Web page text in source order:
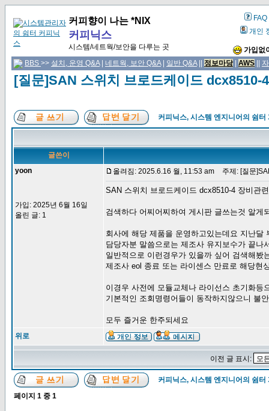
커피향이 나는 *NIX
커피닉스
시스템/네트웍/보안을 다루는 곳
FAQ
개인
가입없
BBS >> 설치, 운영 Q&A| 네트웍, 보안 Q&A| 일반 Q&A|| 정보마당| AWS
[질문]SAN 스위치 브로드케이드 dcx8510-
커피닉스, 시스템 엔지니어의 쉼터
글쓴이
yoon
가입: 2025년 6월 16일
올린 글: 1
올려짐: 2025.6.16 월, 11:53 am 주제: [질문
SAN 스위치 브로드케이드 dcx8510-4 장비관
검색하다 어찌어찌하여 게시판 글쓰는것 알게
회사에 해당 제품을 운영하고있는데요 지난
담당자분 말씀으로는 제조사 유지보수가 끝나
일반적으로 이런경우가 있을까 싶어 검색해봤
제조사 eol 종료 또는 라이센스 만료로 해당현
이경우 사전에 모듈교체나 라이선스 초기화등
기본적인 조회명령어들이 동작하지않으니 불
모두 즐거운 한주되세요
위로
이전 글 표시:
커피닉스, 시스템 엔지니어의 쉼터
페이지 1 중 1